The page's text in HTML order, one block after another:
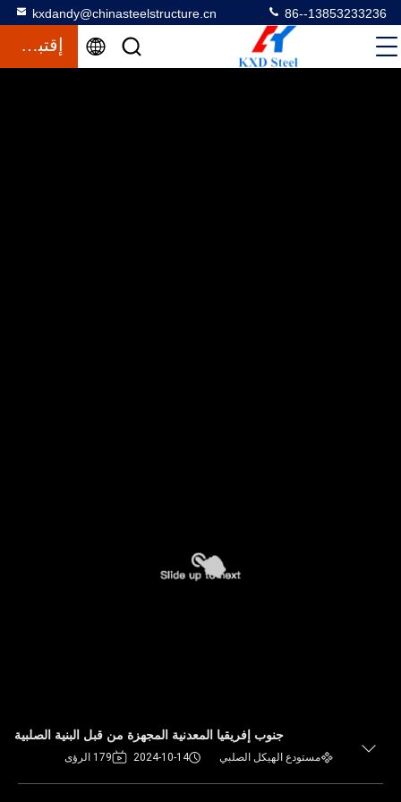
kxdandy@chinasteelstructure.cn 86--13853233236
إقتباس
جنوب إفريقيا المعدنية المجهزة من قبل البنية الصلبية
مستودع الهيكل الصلبي 2024-10-14 179 الرؤى